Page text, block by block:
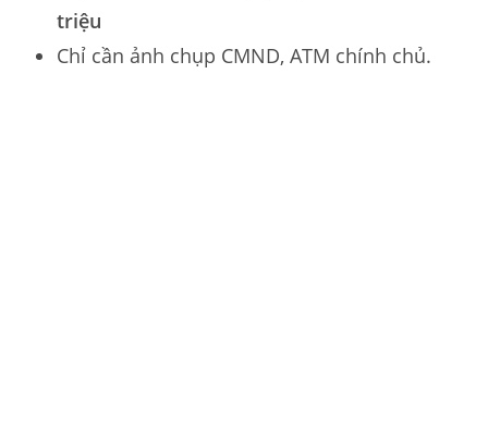
triệu
Chỉ cần ảnh chụp CMND, ATM chính chủ.